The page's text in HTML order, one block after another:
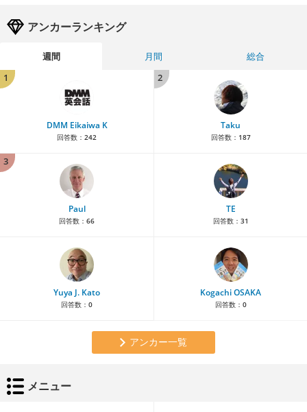
アンカーランキング
週間 月間
総合
1
DMM Eikaiwa K
回答数： 242
2
Taku
回答数： 187
3
Paul
回答数： 66
TE
回答数： 31
Yuya J. Kato
回答数： 0
Kogachi OSAKA
回答数： 0
アンカー一覧
メニュー